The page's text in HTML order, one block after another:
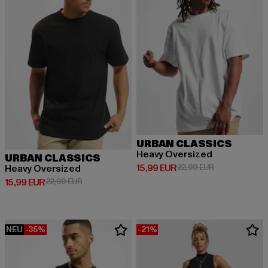
URBAN CLASSICS
Heavy Oversized
15,99 EUR
Derzeitiger Preis: 15,99 EUR
22,99 EURAktionspreis: 22,99 EUR
URBAN CLASSICS
Heavy Oversized
15,99 EUR
Derzeitiger Preis: 15,99 EUR
22,99 EURAktionspreis:
NEU -35% -21%